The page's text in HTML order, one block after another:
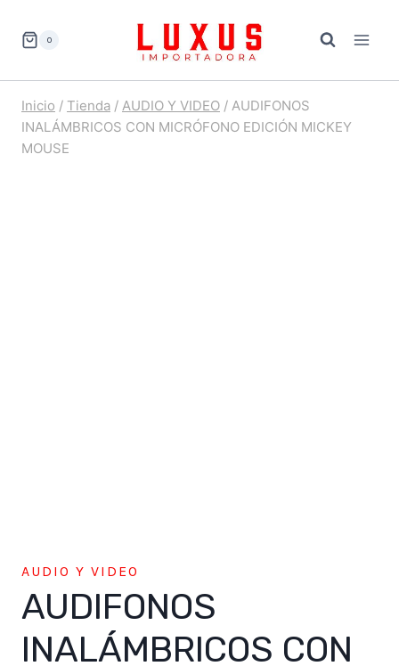
0
Inicio / Tienda / AUDIO Y VIDEO / AUDIFONOS
INALÁMBRICOS CON MICRÓFONO EDICIÓN MICKEY
MOUSE
AUDIO Y VIDEO
AUDIFONOS
INALÁMBRICOS CON